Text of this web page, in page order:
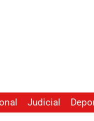
Judicial